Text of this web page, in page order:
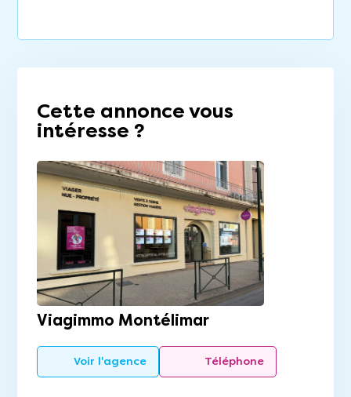
Cette annonce vous
intéresse ?
Viagimmo Montélimar
Voir l'agence Téléphone